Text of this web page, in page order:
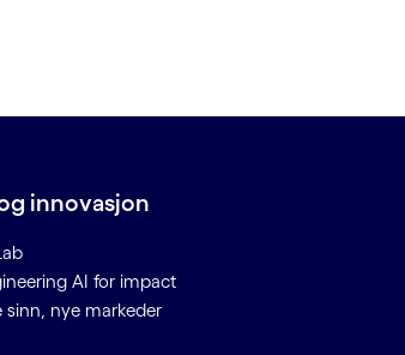
innovasjon
AI for impact
sinn, nye markeder